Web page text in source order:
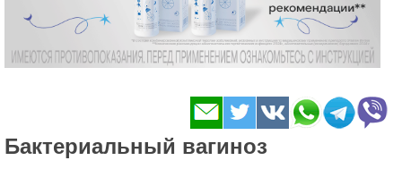
Бактериальный вагиноз